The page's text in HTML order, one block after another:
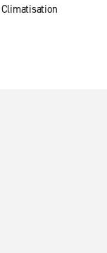
Climatisation